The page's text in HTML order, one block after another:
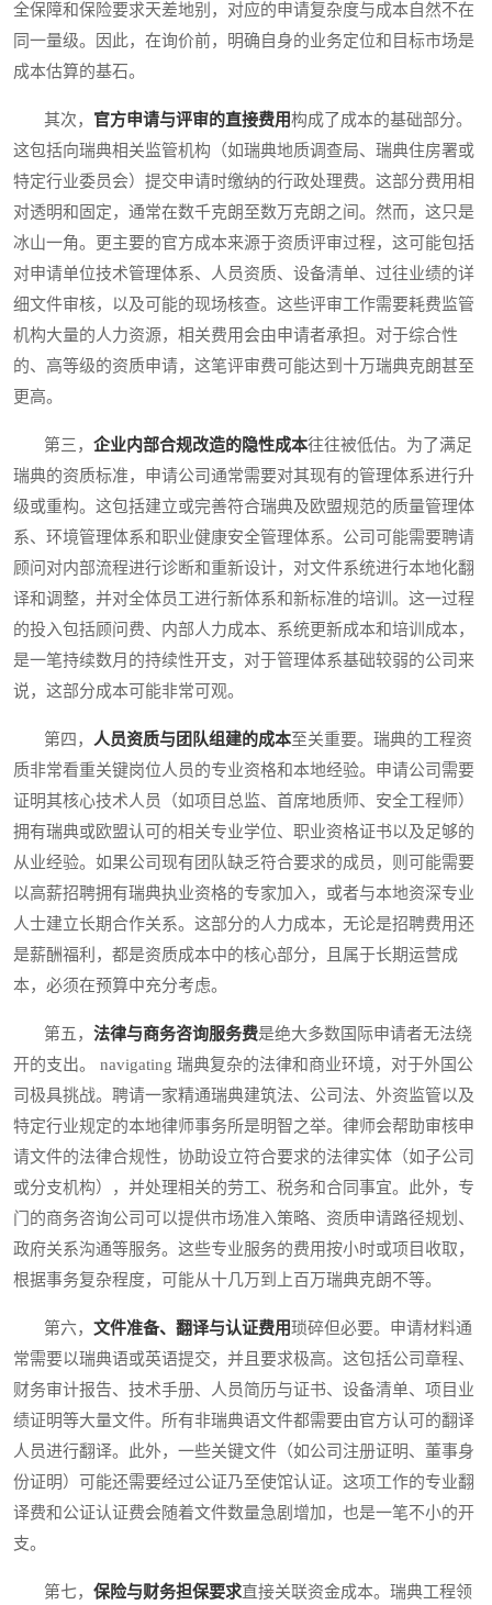
全保障和保险要求天差地别，对应的申请复杂度与成本自然不在
同一量级。因此，在询价前，明确自身的业务定位和目标市场是
成本估算的基石。
其次， 官方申请与评审的直接费用构成了成本的基础部分。
这包括向瑞典相关监管机构（如瑞典地质调查局、瑞典住房署或
特定行业委员会）提交申请时缴纳的行政处理费。这部分费用相
对透明和固定，通常在数千克朗至数万克朗之间。然而，这只是
冰山一角。更主要的官方成本来源于资质评审过程，这可能包括
对申请单位技术管理体系、人员资质、设备清单、过往业绩的详
细文件审核，以及可能的现场核查。这些评审工作需要耗费监管
机构大量的人力资源，相关费用会由申请者承担。对于综合性
的、高等级的资质申请，这笔评审费可能达到十万瑞典克朗甚至
更高。
第三， 企业内部合规改造的隐性成本往往被低估。为了满足
瑞典的资质标准，申请公司通常需要对其现有的管理体系进行升
级或重构。这包括建立或完善符合瑞典及欧盟规范的质量管理体
系、环境管理体系和职业健康安全管理体系。公司可能需要聘请
顾问对内部流程进行诊断和重新设计，对文件系统进行本地化翻
译和调整，并对全体员工进行新体系和新标准的培训。这一过程
的投入包括顾问费、内部人力成本、系统更新成本和培训成本，
是一笔持续数月的持续性开支，对于管理体系基础较弱的公司来
说，这部分成本可能非常可观。
第四， 人员资质与团队组建的成本至关重要。瑞典的工程资
质非常看重关键岗位人员的专业资格和本地经验。申请公司需要
证明其核心技术人员（如项目总监、首席地质师、安全工程师）
拥有瑞典或欧盟认可的相关专业学位、职业资格证书以及足够的
从业经验。如果公司现有团队缺乏符合要求的成员，则可能需要
以高薪招聘拥有瑞典执业资格的专家加入，或者与本地资深专业
人士建立长期合作关系。这部分的人力成本，无论是招聘费用还
是薪酬福利，都是资质成本中的核心部分，且属于长期运营成
本，必须在预算中充分考虑。
第五， 法律与商务咨询服务费是绝大多数国际申请者无法绕
开的支出。 navigating 瑞典复杂的法律和商业环境，对于外国公
司极具挑战。聘请一家精通瑞典建筑法、公司法、外资监管以及
特定行业规定的本地律师事务所是明智之举。律师会帮助审核申
请文件的法律合规性，协助设立符合要求的法律实体（如子公司
或分支机构），并处理相关的劳工、税务和合同事宜。此外，专
门的商务咨询公司可以提供市场准入策略、资质申请路径规划、
政府关系沟通等服务。这些专业服务的费用按小时或项目收取，
根据事务复杂程度，可能从十几万到上百万瑞典克朗不等。
第六， 文件准备、翻译与认证费用琐碎但必要。申请材料通
常需要以瑞典语或英语提交，并且要求极高。这包括公司章程、
财务审计报告、技术手册、人员简历与证书、设备清单、项目业
绩证明等大量文件。所有非瑞典语文件都需要由官方认可的翻译
人员进行翻译。此外，一些关键文件（如公司注册证明、董事身
份证明）可能还需要经过公证乃至使馆认证。这项工作的专业翻
译费和公证认证费会随着文件数量急剧增加，也是一笔不小的开
支。
第七， 保险与财务担保要求直接关联资金成本。瑞典工程领